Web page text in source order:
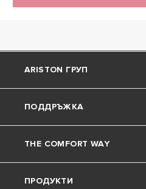
ARISTON ГРУП
Марката Ariston
Групата
Кариера
ПОДДРЪЖКА
Контакт
Често задавани въпроси
THE COMFORT WAY
Околна среда
ПРОДУКТИ